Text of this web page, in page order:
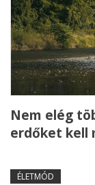
Nem elég
erdőket kell
ÉLETMÓD